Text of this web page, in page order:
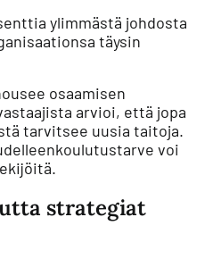
ylimmästä johdosta
täysin
osaamisen
arvioi, että jopa
tarvitsee uusia taitoja.
voi
strategiat